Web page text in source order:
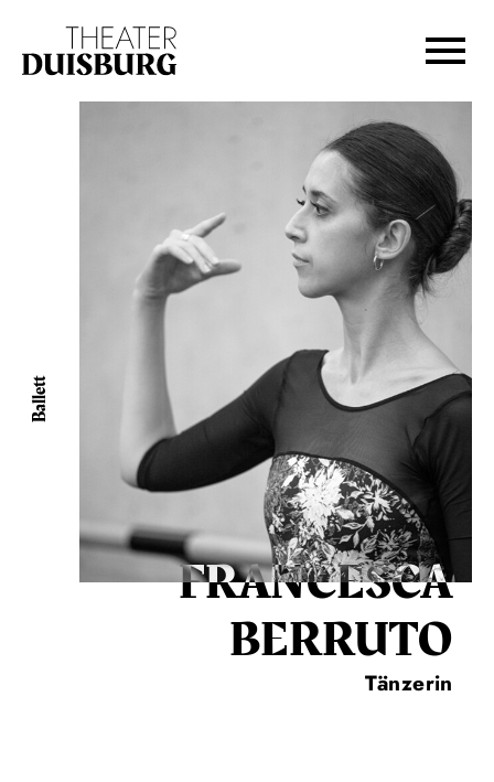
Zur Hauptnavigation springen
Zum Footer springen
Ballett
FRANCESCA
BERRUTO
Tänzerin